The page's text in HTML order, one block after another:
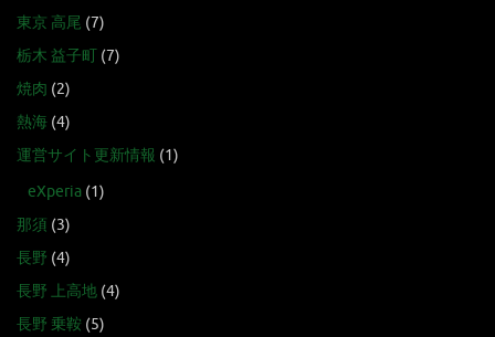
東京 高尾 (7)
栃木 益子町 (7)
焼肉 (2)
熱海 (4)
運営サイト更新情報 (1)
eXperia (1)
那須 (3)
長野 (4)
長野 上高地 (4)
長野 乗鞍 (5)